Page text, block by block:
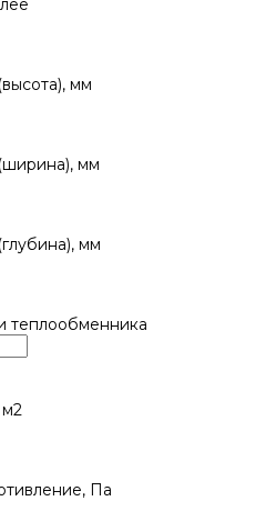
мм
мм
мм
теплообменника
Па